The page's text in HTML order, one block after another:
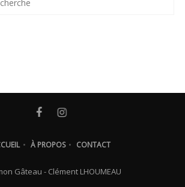
• À PROPOS • CONTACT
Gâteau - Clément LHOUMEAU